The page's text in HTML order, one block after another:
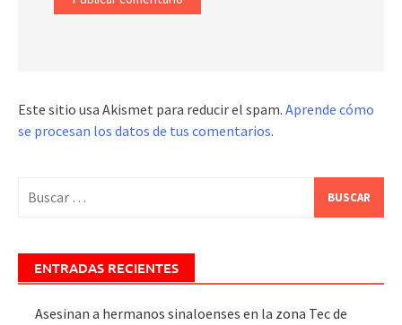
Este sitio usa Akismet para reducir el spam. Aprende cómo
se procesan los datos de tus comentarios.
ENTRADAS RECIENTES
Asesinan a hermanos sinaloenses en la zona Tec de